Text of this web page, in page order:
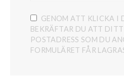
GENOM ATT KLICKA I
BEKRÄFTAR DU ATT
POSTADRESS SOM DU
FORMULÄRET FÅR